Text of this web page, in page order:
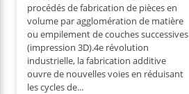
procédés de fabrication de pièces en
volume par agglomération de matière
ou empilement de couches successives
(impression 3D).4e révolution
industrielle, la fabrication additive
ouvre de nouvelles voies en réduisant
les cycles de...